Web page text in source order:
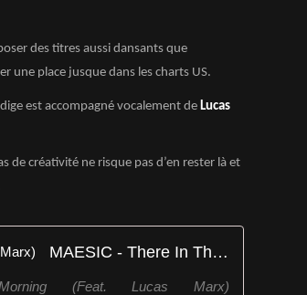
des titres aussi dansants que
une place jusque dans les charts US.
est accompagné vocalement de Lucas
de créativité ne risque pas d’en rester là et
MAESIC - There In The Morning (Feat. Lucas Marx)
(Feat. Lucas Marx)